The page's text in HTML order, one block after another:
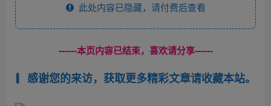
此处内容已隐藏，请付费后查看
------本页内容已结束，喜欢请分享------
感谢您的来访，获取更多精彩文章请收藏本站。